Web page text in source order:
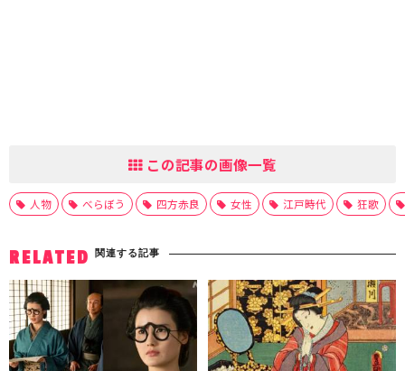
この記事の画像一覧
人物 べらぼう 四方赤良 女性 江戸時代 狂歌
RELATED 関連する記事